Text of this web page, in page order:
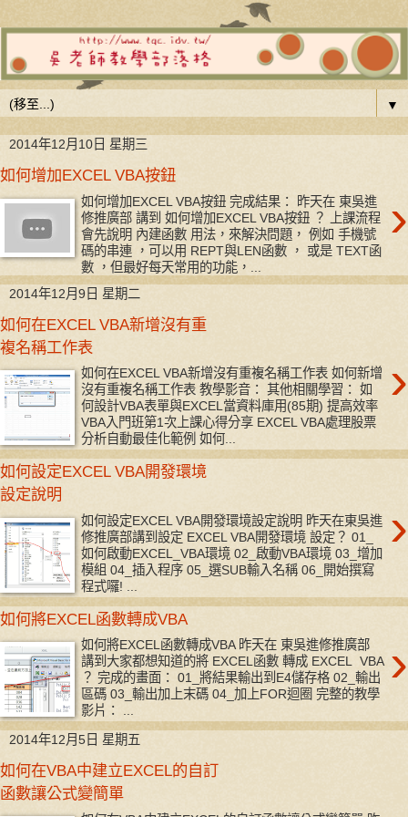
▼
2014年12月10日 星期三
如何增加EXCEL VBA按鈕
›
如何增加EXCEL VBA按鈕 完成結果： 昨天在 東吳進
修推廣部 講到 如何增加EXCEL VBA按鈕 ？ 上課流程
會先說明 內建函數 用法，來解決問題， 例如 手機號
碼的串連 ，可以用 REPT與LEN函數 ， 或是 TEXT函
數 ，但最好每天常用的功能，...
2014年12月9日 星期二
如何在EXCEL VBA新增沒有重
複名稱工作表
›
如何在EXCEL VBA新增沒有重複名稱工作表 如何新增
沒有重複名稱工作表 教學影音： 其他相關學習： 如
何設計VBA表單與EXCEL當資料庫用(85期) 提高效率
VBA入門班第1次上課心得分享 EXCEL VBA處理股票
分析自動最佳化範例 如何...
如何設定EXCEL VBA開發環境
設定說明
›
如何設定EXCEL VBA開發環境設定說明 昨天在東吳進
修推廣部講到設定 EXCEL VBA開發環境 設定？ 01_
如何啟動EXCEL_VBA環境 02_啟動VBA環境 03_增加
模組 04_插入程序 05_選SUB輸入名稱 06_開始撰寫
程式囉! ...
如何將EXCEL函數轉成VBA
›
如何將EXCEL函數轉成VBA 昨天在 東吳進修推廣部
講到大家都想知道的將 EXCEL函數 轉成 EXCEL VBA
？ 完成的畫面： 01_將結果輸出到E4儲存格 02_輸出
區碼 03_輸出加上末碼 04_加上FOR迴圈 完整的教學
影片： ...
2014年12月5日 星期五
如何在VBA中建立EXCEL的自訂
函數讓公式變簡單